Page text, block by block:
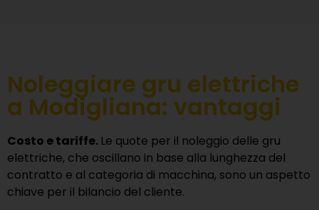
Noleggiare gru elettriche
a Modigliana: vantaggi
Costo e tariffe. Le quote per il noleggio delle gru
elettriche, che oscillano in base alla lunghezza del
contratto e al categoria di macchina, sono un aspetto
chiave per il bilancio del cliente.